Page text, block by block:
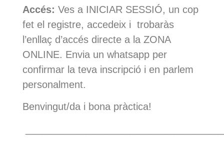
Accés: Ves a INICIAR SESSIÓ, un cop
fet el registre, accedeix i trobaràs
l’enllaç d’accés directe a la ZONA
ONLINE. Envia un whatsapp per
confirmar la teva inscripció i en parlem
personalment.
Benvingut/da i bona pràctica!